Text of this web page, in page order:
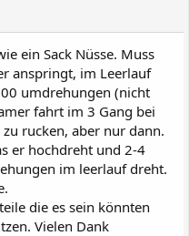
ein Sack Nüsse. Muss
anspringt, im Leerlauf
umdrehungen (nicht
fahrt im 3 Gang bei
rucken, aber nur dann.
er hochdreht und 2-4
im leerlauf dreht.
die es sein könnten
Vielen Dank